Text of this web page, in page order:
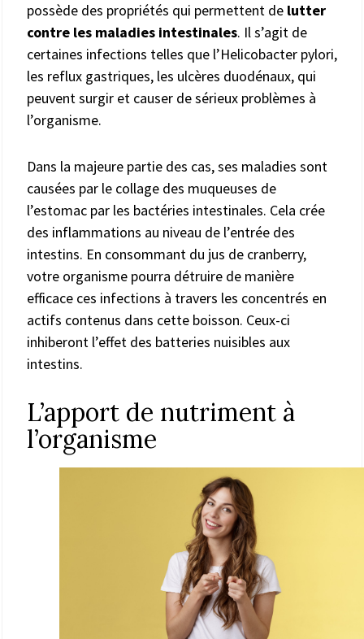
possède des propriétés qui permettent de lutter
contre les maladies intestinales. Il s’agit de
certaines infections telles que l’Helicobacter pylori,
les reflux gastriques, les ulcères duodénaux, qui
peuvent surgir et causer de sérieux problèmes à
l’organisme.
Dans la majeure partie des cas, ses maladies sont
causées par le collage des muqueuses de
l’estomac par les bactéries intestinales. Cela crée
des inflammations au niveau de l’entrée des
intestins. En consommant du jus de cranberry,
votre organisme pourra détruire de manière
efficace ces infections à travers les concentrés en
actifs contenus dans cette boisson. Ceux-ci
inhiberont l’effet des batteries nuisibles aux
intestins.
L’apport de nutriment à
l’organisme